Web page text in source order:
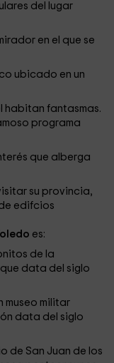
del lugar
en el que se
ubicado en un
habitan fantasmas.
programa
que alberga
su provincia,
edifcios
es:
de la
data del siglo
museo militar
data del siglo
de San Juan de los